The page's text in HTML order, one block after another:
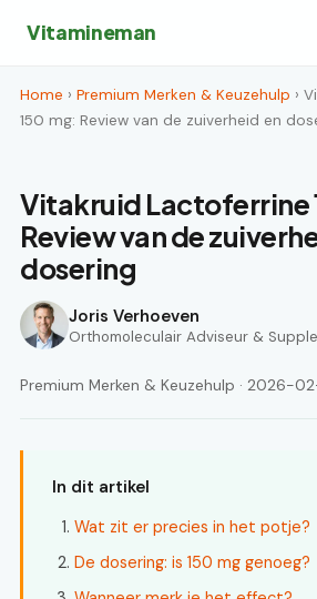
Vitamineman
Home › Premium Merken & Keuzehulp ›
150 mg: Review van de zuiverheid en
Vitakruid Lactoferrine
Review van de
dosering
Joris Verhoeven
Orthomoleculair Adviseur &
Premium Merken & Keuzehulp · 2026-
In dit artikel
Wat zit er precies in het potje?
De dosering: is 150 mg genoeg?